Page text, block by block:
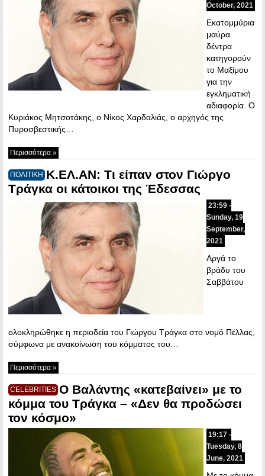
October, 2021
Εκατομμύρια
μαύρα
δέντρα
κατηγορούν
το Μαξίμου
για την
εγκληματική
αδιαφορία. Ο
Κυριάκος Μητσοτάκης, ο Νίκος Χαρδαλιάς, ο αρχηγός της
Πυροσβεστικής…
Περισσότερα »
ΠΟΛΙΤΙΚΗ Κ.ΕΛ.ΑΝ: Τι είπαν στον Γιώργο
Τράγκα οι κάτοικοι της Έδεσσας
23:59 -
Sunday, 19
September,
2021
Αργά το
βράδυ του
Σαββάτου
ολοκληρώθηκε η περιοδεία του Γιώργου Τράγκα στο νομό Πέλλας,
σύμφωνα με ανακοίνωση του κόμματος του…
Περισσότερα »
CELEBRITIES O Bαλάντης «κατεβαίνει» με το
κόμμα του Τράγκα – «Δεν θα προδώσει
τον κόσμο»
19:17 -
Tuesday, 8
June, 2021